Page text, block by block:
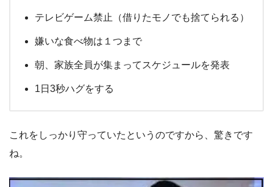
テレビゲーム禁止（借りたモノでも捨てられる）
嫌いな食べ物は１つまで
朝、家族全員が集まってスケジュールを発表
1日3秒ハグをする
これをしっかり守っていたというのですから、驚きです
ね。